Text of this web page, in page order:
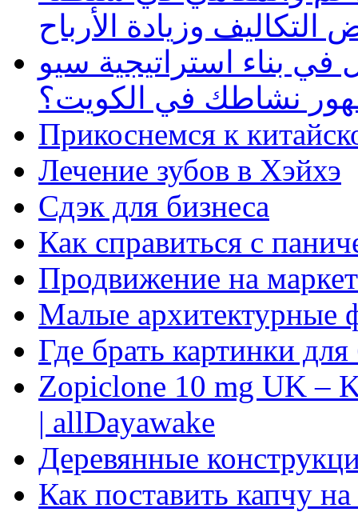
وزيادة الأرباح
بناء استراتيجية سيو
نشاطك في الكويت؟
Прикоснемся к
Лечение зубов в Хэйхэ
Сдэк для бизнеса
Как справиться с
Продвижение на
Малые архитектурные
Где брать картинки
Zopiclone 10 mg UK –
| allDayawake
Деревянные
Как поставить капчу